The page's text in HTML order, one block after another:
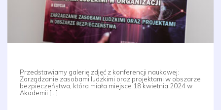
Przedstawiamy galerię zdjęć z konferencji naukowej:
Zarządzanie zasobami ludzkimi oraz projektami w obszarze
bezpieczeństwa, która miała miejsce 18 kwietnia 2024 w
Akademii […]